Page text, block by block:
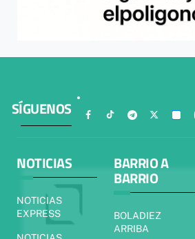
SÍGUENOS
NOTICIAS
NOTICIAS
EXPRESS
BARRIO A
BARRIO
BOLADIEZ
ARRIBA